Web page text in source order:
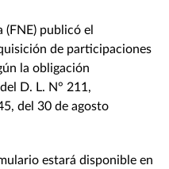
(FNE) publicó el
de participaciones
la obligación
D. L. N° 211,
del 30 de agosto
estará disponible en